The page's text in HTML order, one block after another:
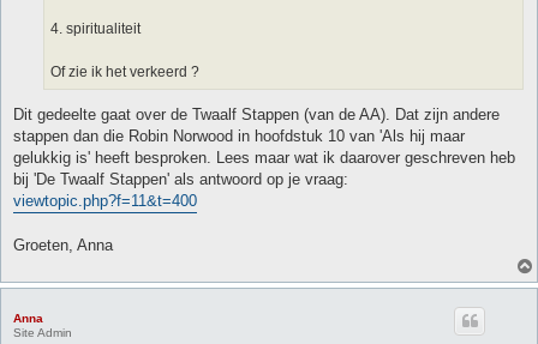
4. spiritualiteit
Of zie ik het verkeerd ?
Dit gedeelte gaat over de Twaalf Stappen (van de AA). Dat zijn andere
stappen dan die Robin Norwood in hoofdstuk 10 van 'Als hij maar
gelukkig is' heeft besproken. Lees maar wat ik daarover geschreven heb
bij 'De Twaalf Stappen' als antwoord op je vraag:
viewtopic.php?f=11&t=400
Groeten, Anna
Anna
Site Admin